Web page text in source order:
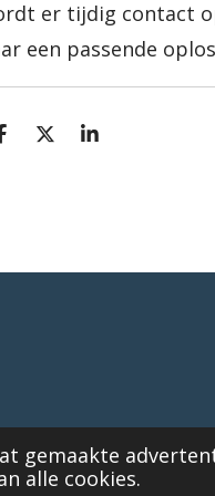
gemaakte
alle cookies.
er tijdig contact
een passende
D
S